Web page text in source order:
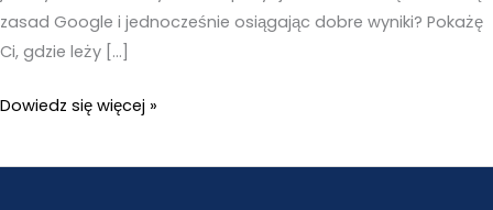
zasad Google i jednocześnie osiągając dobre wyniki? Pokażę
Ci, gdzie leży […]
Czy
etyczne
Dowiedz się więcej »